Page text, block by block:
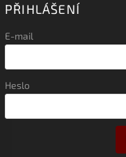
PŘIHLÁŠENÍ
E-mail
Heslo